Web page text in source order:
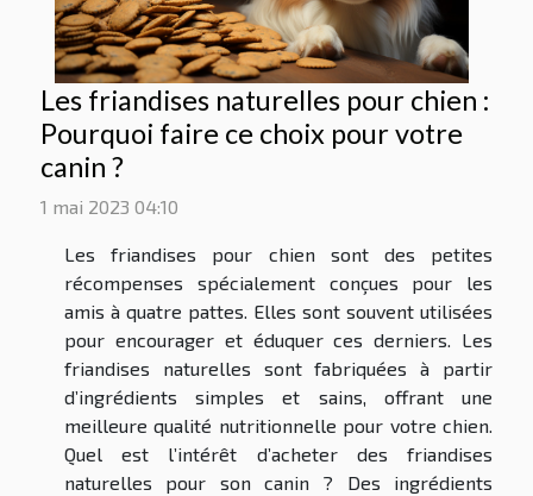
Les friandises naturelles pour chien :
Pourquoi faire ce choix pour votre
canin ?
1 mai 2023 04:10
Les friandises pour chien sont des petites
récompenses spécialement conçues pour les
amis à quatre pattes. Elles sont souvent utilisées
pour encourager et éduquer ces derniers. Les
friandises naturelles sont fabriquées à partir
d’ingrédients simples et sains, offrant une
meilleure qualité nutritionnelle pour votre chien.
Quel est l’intérêt d’acheter des friandises
naturelles pour son canin ? Des ingrédients